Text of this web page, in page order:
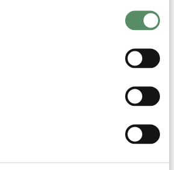
oplysninger om din placering,
inden for få meter
enhed baseret på en scanning af